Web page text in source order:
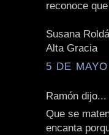
reconoce
Susana
Alta Gracia
5 DE
Ramón dijo...
Que se
encanta